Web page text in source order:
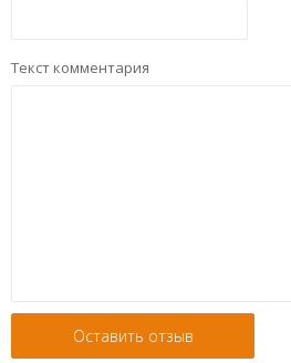
Текст комментария